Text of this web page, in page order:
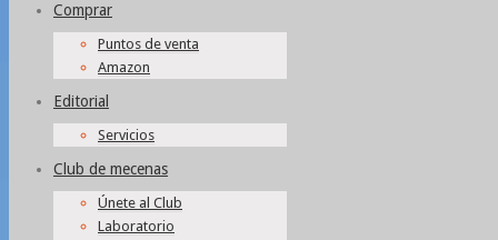
Comprar
Puntos de venta
Amazon
Editorial
Servicios
Club de mecenas
Únete al Club
Laboratorio